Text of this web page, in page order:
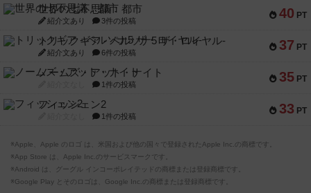
40 PT
世界の七不思議：都市
紹介文あり 3件の投稿
37 PT
トリックギア - ペルソナ5 ザ・ロイヤル-
紹介文あり 6件の投稿
35 PT
ノームズ・アット・ナイト
1件の投稿
33 PT
フィッシェン2
1件の投稿
※Apple、Apple のロゴ は、米国および他の国々で登録されたApple Inc.の商標です。
※App Store は、Apple Inc.のサービスマークです。
※Android は、グーグル インコーポレイテッドの商標または登録商標です。
※Google Play とそのロゴは、Google Inc.の商標または登録商標です。